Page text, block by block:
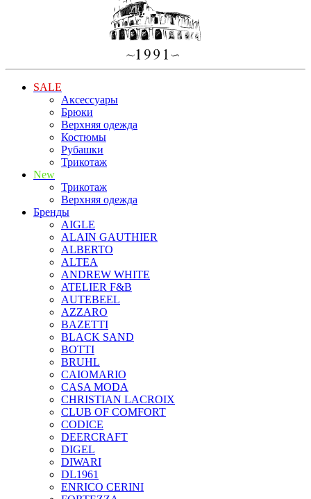
SALE
Аксессуары
Брюки
Верхняя одежда
Костюмы
Рубашки
Трикотаж
New
Трикотаж
Верхняя одежда
Бренды
AIGLE
ALAIN GAUTHIER
ALBERTO
ALTEA
ANDREW WHITE
ATELIER F&B
AUTEBEEL
AZZARO
BAZETTI
BLACK SAND
BOTTI
BRUHL
CAIOMARIO
CASA MODA
CHRISTIAN LACROIX
CLUB OF COMFORT
CODICE
DEERCRAFT
DIGEL
DIWARI
DL1961
ENRICO CERINI